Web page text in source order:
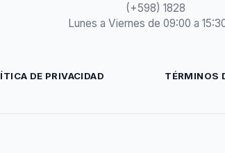
(+598) 1828
Lunes a Viernes de 09:00 a
DE PRIVACIDAD TÉRMINOS